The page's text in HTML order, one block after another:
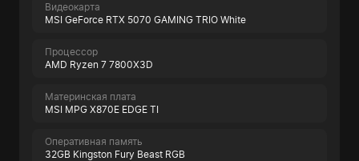
Видеокарта
MSI GeForce RTX 5070 GAMING TRIO White
Процессор
AMD Ryzen 7 7800X3D
Материнская плата
MSI MPG X870E EDGE TI
Оперативная память
32GB Kingston Fury Beast RGB